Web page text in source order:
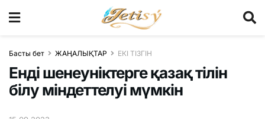
Басты бет ЖАҢАЛЫҚТАР ЕКІ ТІЗГІН
Енді шенеуніктерге қазақ тілін
білу міндеттелуі мүмкін